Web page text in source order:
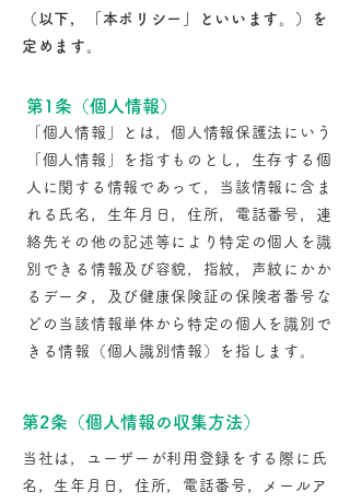
（以下，「本ポリシー」といいます。）を
定めます。
第1条（個人情報）
「個人情報」とは，個人情報保護法にいう
「個人情報」を指すものとし，生存する個
人に関する情報であって，当該情報に含ま
れる氏名，生年月日，住所，電話番号，連
絡先その他の記述等により特定の個人を識
別できる情報及び容貌，指紋，声紋にかか
るデータ，及び健康保険証の保険者番号な
どの当該情報単体から特定の個人を識別で
きる情報（個人識別情報）を指します。
第2条（個人情報の収集方法）
当社は，ユーザーが利用登録をする際に氏
名，生年月日，住所，電話番号，メールア